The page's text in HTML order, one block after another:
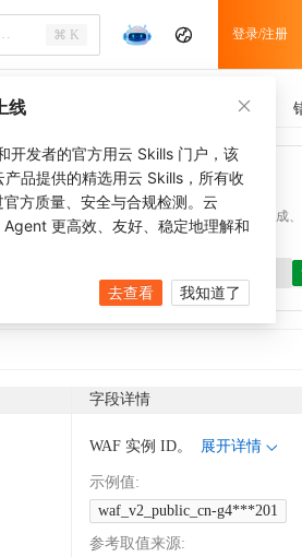
⌘ K 登录/注册
CLI 示例 调用历史
技能、MCP 配置和验证工具，涵盖 SDK 代码生成、
toolkit-install 技能可快速完成本地配置。
agent-toolkit
字段详情
WAF 实例 ID。 展开详情
示例值:
waf_v2_public_cn-g4***201
参考取值来源:
线
开发者的官方用云 Skills 门户，该
产品提供的精选用云 Skills，所有收
方质量、安全与合规检测。云
更高效、友好、稳定地理解和
去查看 我知道了